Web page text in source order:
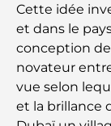
L'école
complet
Les
guide
Cette idée
et dans le
conception
novateur
vue selon
et la brillance